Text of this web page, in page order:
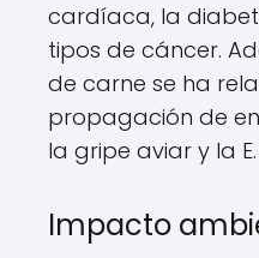
cardíaca, la
tipos de cáncer.
de carne se ha
propagación de
la gripe aviar y la
Impacto